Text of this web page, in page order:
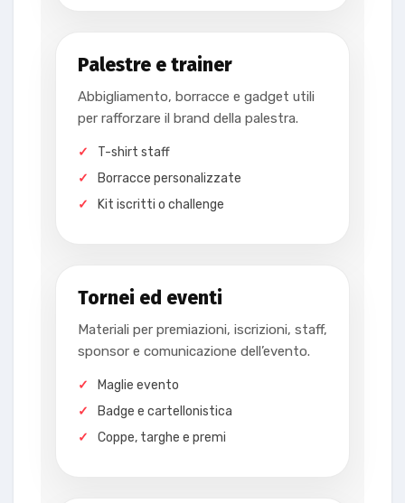
Palestre e trainer
Abbigliamento, borracce e gadget utili
per rafforzare il brand della palestra.
T-shirt staff
Borracce personalizzate
Kit iscritti o challenge
Tornei ed eventi
Materiali per premiazioni, iscrizioni, staff,
sponsor e comunicazione dell’evento.
Maglie evento
Badge e cartellonistica
Coppe, targhe e premi